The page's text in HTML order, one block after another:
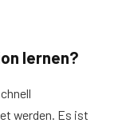
lernen?
werden. Es ist